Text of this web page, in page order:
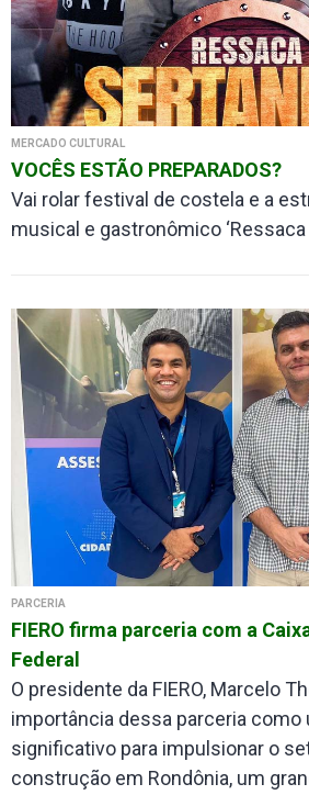
MERCADO CULTURAL
VOCÊS ESTÃO PREPARADOS?
Vai rolar festival de costela e a
musical e gastronômico ‘Ressaca
PARCERIA
FIERO firma parceria com a
Federal
O presidente da FIERO, Marcelo
importância dessa parceria como
significativo para impulsionar o
construção em Rondônia, um